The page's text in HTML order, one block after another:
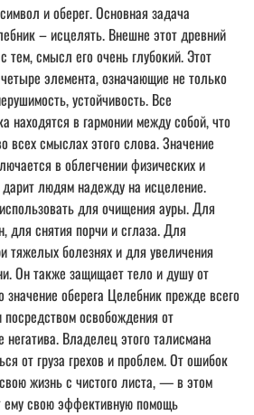
и оберег. Основная задача
– исцелять. Внешне этот древний
тем, смысл его очень глубокий. Этот
элемента, означающие не только
устойчивость. Все
находятся в гармонии между собой, что
всех смыслах этого слова. Значение
в облегчении физических и
людям надежду на исцеление.
для очищения ауры. Для
для снятия порчи и сглаза. Для
тяжелых болезнях и для увеличения
Он также защищает тело и душу от
оберега Целебник прежде всего
освобождения от
Владелец этого талисмана
от груза грехов и проблем. От ошибок
жизнь с чистого листа, — в этом
свою эффективную помощь